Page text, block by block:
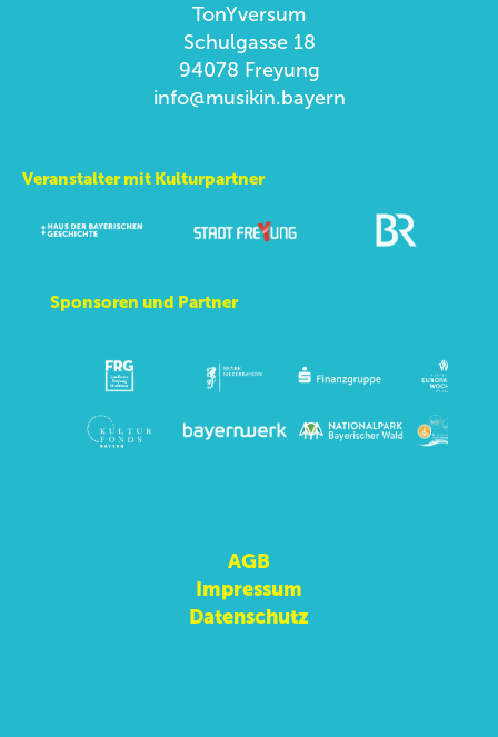
TonYversum
Schulgasse 18
94078 Freyung
info@musikin.bayern
Veranstalter mit Kulturpartner
Sponsoren und Partner
AGB
Impressum
Datenschutz